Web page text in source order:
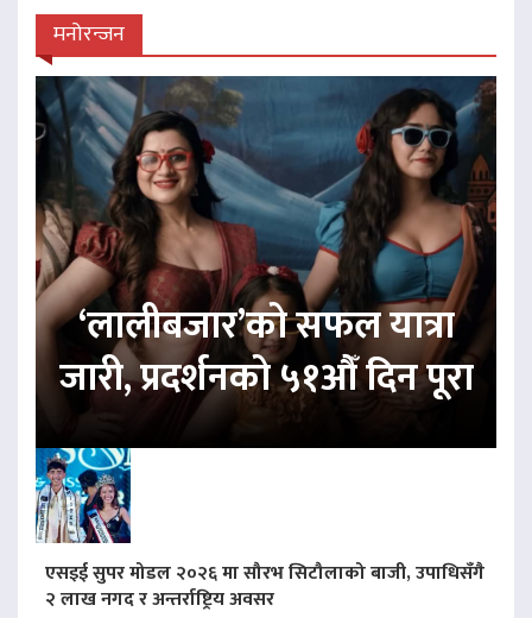
मनोरन्जन
‘लालीबजार’को सफल यात्रा
जारी, प्रदर्शनको ५१औँ दिन पूरा
एसइई सुपर मोडल २०२६ मा सौरभ सिटौलाको बाजी, उपाधिसँगै
२ लाख नगद र अन्तर्राष्ट्रिय अवसर